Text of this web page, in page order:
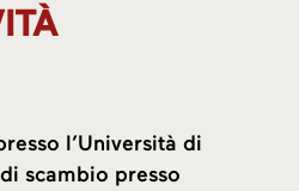
l’Università di
scambio presso